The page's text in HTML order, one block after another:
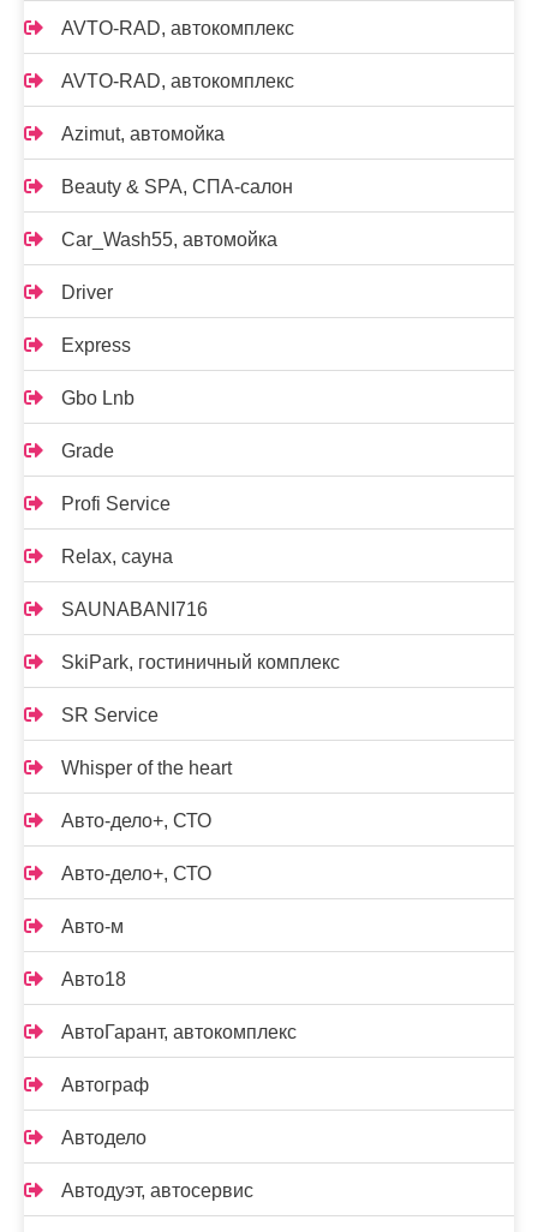
AVTO-RAD, автокомплекс
AVTO-RAD, автокомплекс
Azimut, автомойка
Beauty & SPA, СПА-салон
Car_Wash55, автомойка
Driver
Express
Gbo Lnb
Grade
Profi Service
Relax, сауна
SAUNABANI716
SkiPark, гостиничный комплекс
SR Service
Whisper of the heart
Авто-дело+, СТО
Авто-дело+, СТО
Авто-м
Авто18
АвтоГарант, автокомплекс
Автограф
Автодело
Автодуэт, автосервис